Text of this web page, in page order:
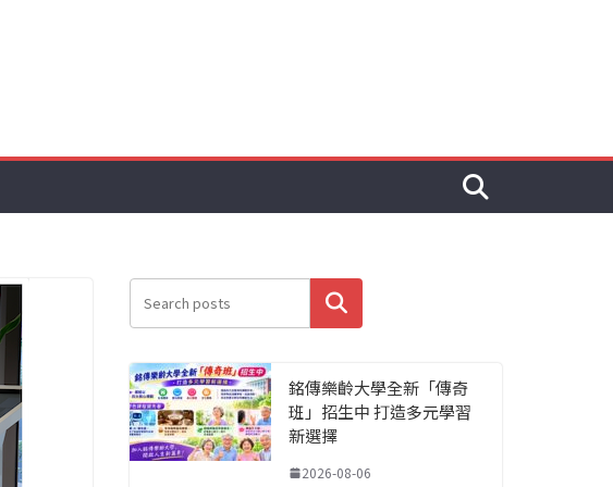
搜尋
銘傳樂齡大學全新「傳奇
班」招生中 打造多元學習
新選擇
2026-08-06